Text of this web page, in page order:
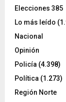
Elecciones 385
Lo más leído
Nacional
Opinión
Policía (4.398)
Política (1.273)
Región Norte